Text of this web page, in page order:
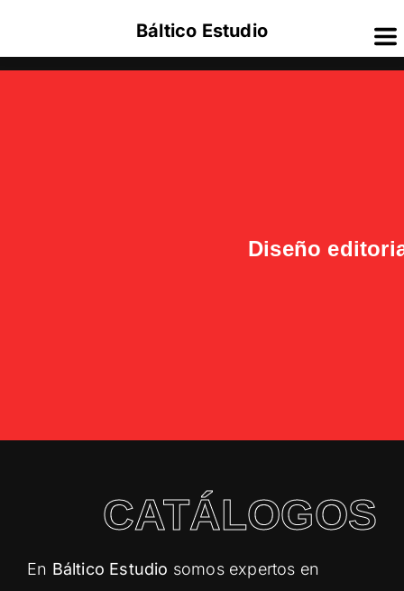
Báltico Estudio
Diseño
CATÁLOGOS
En Báltico Estudio somos expertos en